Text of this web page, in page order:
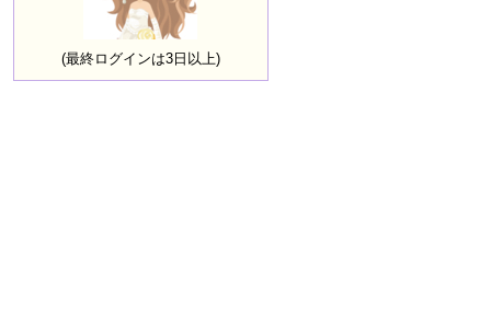
(最終ログインは3日以上)